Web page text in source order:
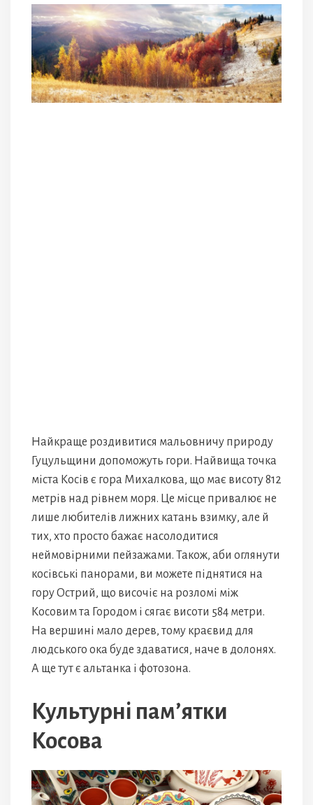
Найкраще роздивитися мальовничу природу
Гуцульщини допоможуть гори. Найвища точка
міста Косів є гора Михалкова, що має висоту 812
метрів над рівнем моря. Це місце привалює не
лише любителів лижних катань взимку, але й
тих, хто просто бажає насолодитися
неймовірними пейзажами. Також, аби оглянути
косівські панорами, ви можете піднятися на
гору Острий, що височіє на розломі між
Косовим та Городом і сягає висоти 584 метри.
На вершині мало дерев, тому краєвид для
людського ока буде здаватися, наче в долонях.
А ще тут є альтанка і фотозона.
Культурні пам’ятки
Косова